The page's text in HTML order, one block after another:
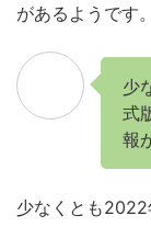
があるようです。
少
式
報
少なくとも